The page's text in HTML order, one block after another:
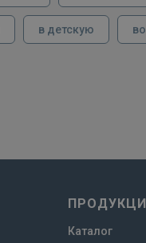
в детскую
Каталог